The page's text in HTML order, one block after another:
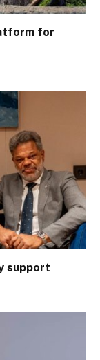
for
support